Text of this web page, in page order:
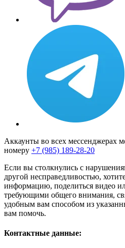
Аккаунты во всех мессенджерах
номеру +7 (985) 189-28-20
Если вы столкнулись с
другой несправедливостью,
информацию, поделиться видео
требующими общего внимания,
удобным вам способом из
вам помочь.
Контактные данные: